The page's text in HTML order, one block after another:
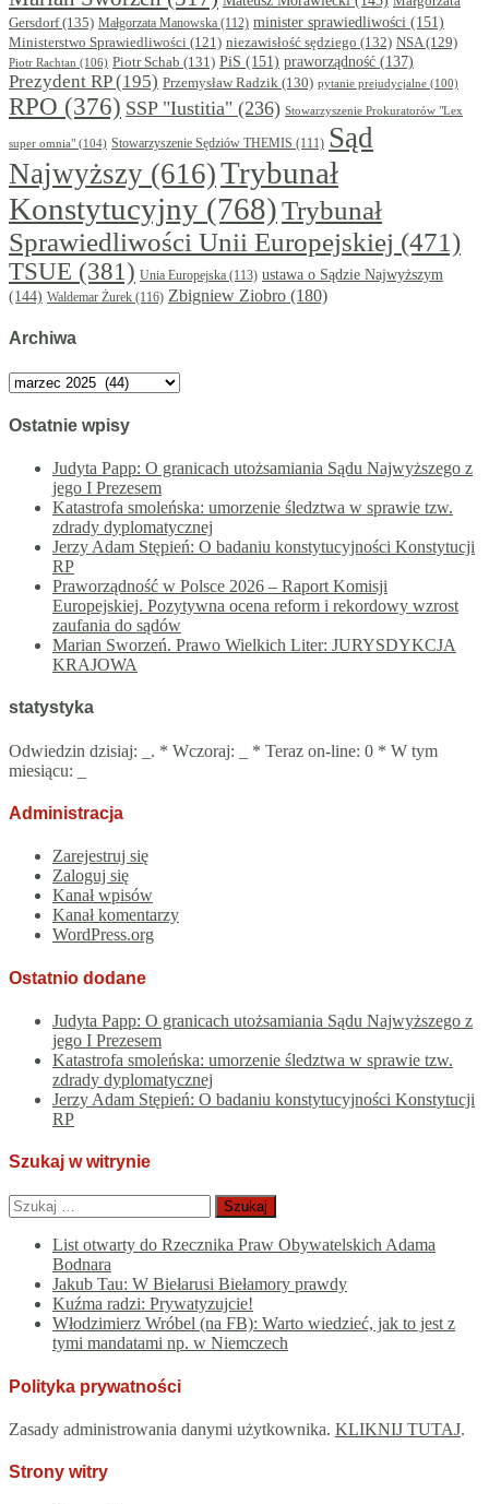
Gersdorf(135) Małgorzata Manowska (112) minister sprawiedliwości (151)
Ministerstwo Sprawiedliwości (121) niezawisłość sędziego (132) NSA(129)
Piotr Rachtan (106) Piotr Schab (131) PiS (151) praworządność (137)
Prezydent RP(195) Przemysław Radzik (130) pytanie prejudycjalne (100)
RPO (376) SSP "Iustitia" (236) Stowarzyszenie Prokuratorów "Lex
super omnia" (104) Stowarzyszenie Sędziów THEMIS (111) Sąd
Najwyższy (616)Trybunał
Konstytucyjny (768)Trybunał
Sprawiedliwości Unii Europejskiej (471)
TSUE (381) Unia Europejska (113) ustawa o Sądzie Najwyższym
(144) Waldemar Żurek (116) Zbigniew Ziobro (180)
Archiwa
Archiwa
Ostatnie wpisy
Judyta Papp: O granicach utożsamiania Sądu Najwyższego z
jego I Prezesem
Katastrofa smoleńska: umorzenie śledztwa w sprawie tzw.
zdrady dyplomatycznej
Jerzy Adam Stępień: O badaniu konstytucyjności Konstytucji
RP
Praworządność w Polsce 2026 – Raport Komisji
Europejskiej. Pozytywna ocena reform i rekordowy wzrost
zaufania do sądów
Marian Sworzeń. Prawo Wielkich Liter: JURYSDYKCJA
KRAJOWA
statystyka
Odwiedzin dzisiaj: . * Wczoraj:
* Teraz on-line: 0 * W tym
miesiącu:
Administracja
Zarejestruj się
Zaloguj się
Kanał wpisów
Kanał komentarzy
WordPress.org
Ostatnio dodane
Judyta Papp: O granicach utożsamiania Sądu Najwyższego z
jego I Prezesem
Katastrofa smoleńska: umorzenie śledztwa w sprawie tzw.
zdrady dyplomatycznej
Jerzy Adam Stępień: O badaniu konstytucyjności Konstytucji
RP
Szukaj w witrynie
Szukaj:
List otwarty do Rzecznika Praw Obywatelskich Adama
Bodnara
Jakub Tau: W Biełarusi Biełamory prawdy
Kuźma radzi: Prywatyzujcie!
Włodzimierz Wróbel (na FB): Warto wiedzieć, jak to jest z
tymi mandatami np. w Niemczech
Polityka prywatności
Zasady administrowania danymi użytkownika. KLIKNIJ TUTAJ.
Strony witry